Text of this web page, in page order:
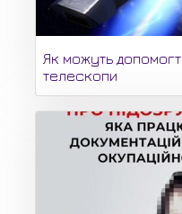
Як можуть
телескопи